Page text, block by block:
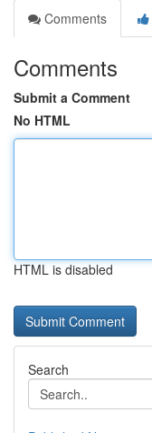
Comments
Comments
Submit a Comment
No HTML
HTML is disabled
Search